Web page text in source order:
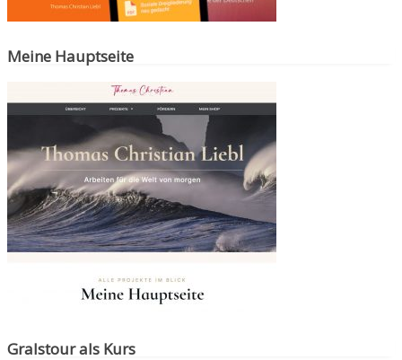
Meine Hauptseite
Gralstour als Kurs